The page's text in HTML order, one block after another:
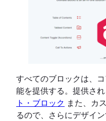
すべてのブロックは、
能を提供する。提供さ
ト・ブロック また、カ
るので、さらにデザイン